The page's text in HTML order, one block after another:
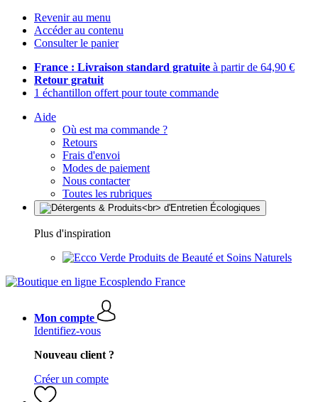
Revenir au menu
Accéder au contenu
Consulter le panier
France : Livraison standard gratuite à partir de 64,90 €
Retour gratuit
1 échantillon offert pour toute commande
Aide
Où est ma commande ?
Retours
Frais d'envoi
Modes de paiement
Nous contacter
Toutes les rubriques
Plus d'inspiration
Produits de Beauté et Soins Naturels
Mon compte
Identifiez-vous
Nouveau client ?
Créer un compte